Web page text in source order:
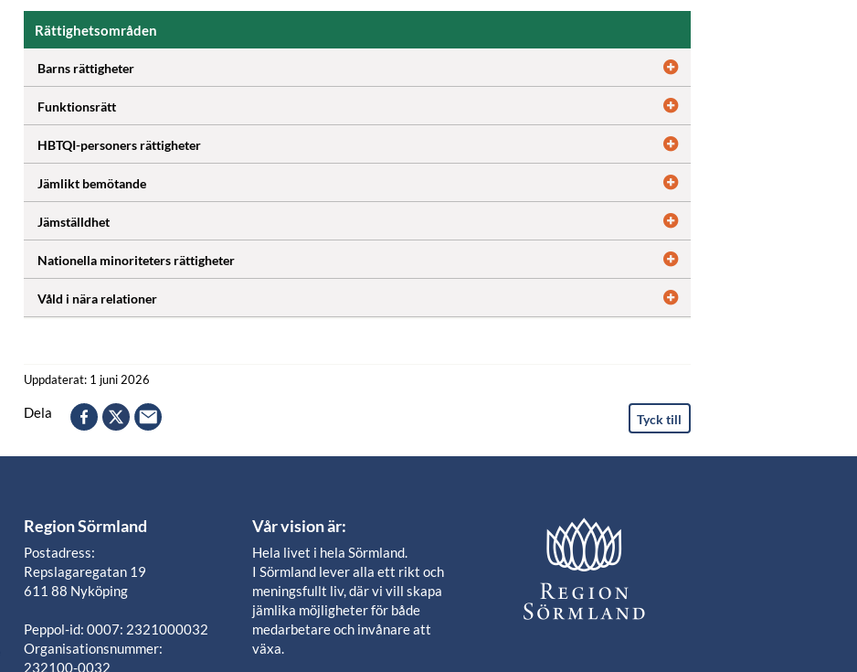
Rättighetsområden
Barns rättigheter
Funktionsrätt
HBTQI-personers rättigheter
Jämlikt bemötande
Jämställdhet
Nationella minoriteters rättigheter
Våld i nära relationer
Uppdaterat: 1 juni 2026
Dela Tyck till
Region Sörmland
Postadress:
Repslagaregatan 19
611 88 Nyköping
Peppol-id: 0007: 2321000032
Organisationsnummer:
232100-0032
Vår vision är:
Hela livet i hela Sörmland.
I Sörmland lever alla ett rikt och
meningsfullt liv, där vi vill skapa
jämlika möjligheter för både
medarbetare och invånare att
växa.